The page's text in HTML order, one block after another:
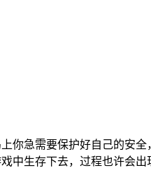
你急需要保护好自己的安
中生存下去，过程也许会